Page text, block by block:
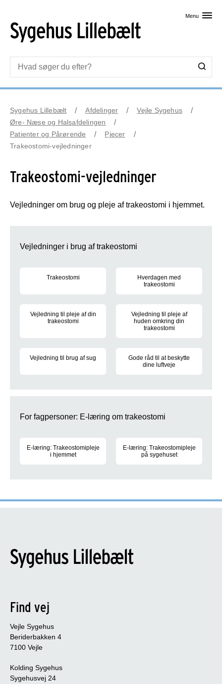
Menu
Sygehus Lillebælt Afdelinger
Vejle Sygehus
Øre- Næse og Halsafdelingen
Patienter og Pårørende
Pjecer
Trakeostomi-vejledninger
Trakeostomi-vejledninger
Vejledninger om brug og pleje af trakeostomi i hjemmet.
Vejledninger i brug af trakeostomi
Trakeostomi
Hverdagen med
trakeostomi
Vejledning til pleje af din
trakeostomi
Vejledning til pleje af
huden omkring din
trakeostomi
Vejledning til brug af sug
Gode råd til at beskytte
dine luftveje
For fagpersoner: E-læring om trakeostomi
E-læring: Trakeostomipleje
i hjemmet
E-læring: Trakeostomipleje
på sygehuset
Find vej
Vejle Sygehus
Beriderbakken 4
7100 Vejle
Kolding Sygehus
Sygehusvej 24